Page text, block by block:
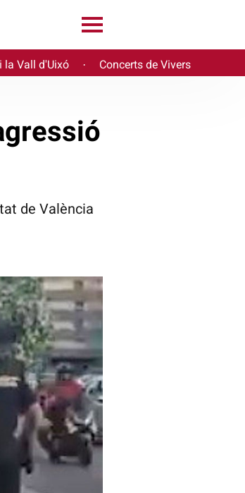
la Vall d'Uixó · Concerts de Vivers
de València